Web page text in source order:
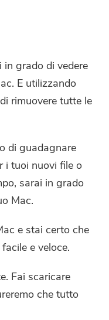
grado di vedere
E utilizzando
rimuovere tutte le
di guadagnare
i tuoi nuovi file o
sarai in grado
Mac.
e stai certo che
e veloce.
Fai scaricare
che tutto